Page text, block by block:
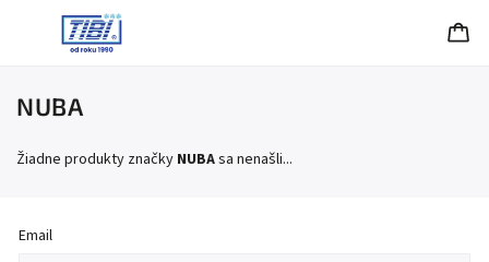
NUBA
Žiadne produkty značky NUBAsa nenašli...
Email